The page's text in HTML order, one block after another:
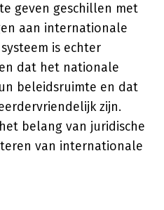
geven geschillen met
aan internationale
is echter
dat het nationale
beleidsruimte en dat
zijn.
belang van juridische
van internationale